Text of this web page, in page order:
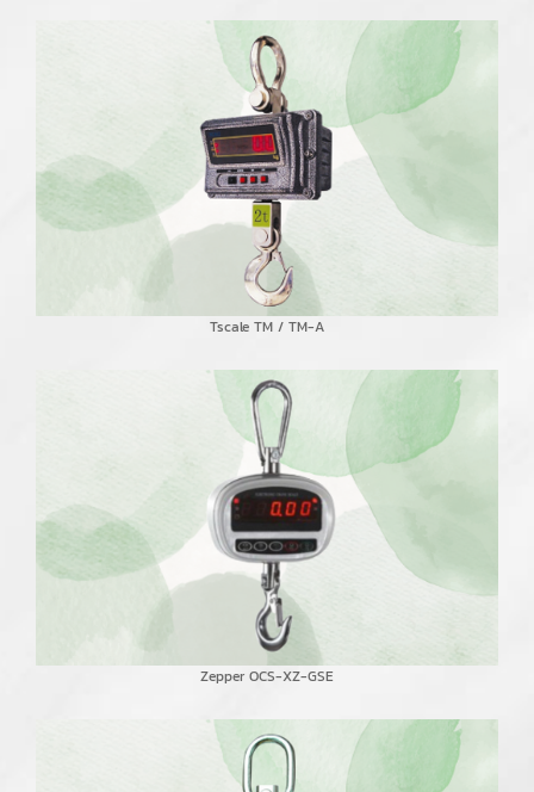
Tscale TM / TM-A
Zepper OCS-XZ-GSE